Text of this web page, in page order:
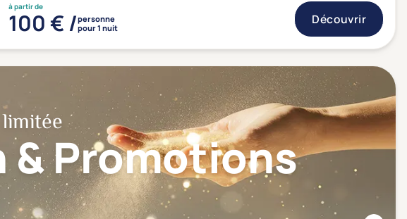
à partir de
100 € /personne
pour 1 nuit
Découvrir
& Promotions